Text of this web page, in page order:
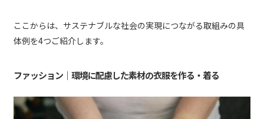
ここからは、サステナブルな社会の実現につながる取組みの具
体例を4つご紹介します。
ファッション｜環境に配慮した素材の衣服を作る・着る